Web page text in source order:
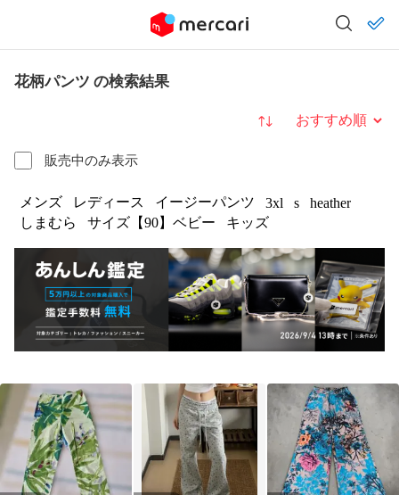
花柄パンツ の検索結果
販売中のみ表示
並び替え
メンズ レディース イージーパンツ 3xl s
heather
しまむら
サイズ【90】ベビー キッズ